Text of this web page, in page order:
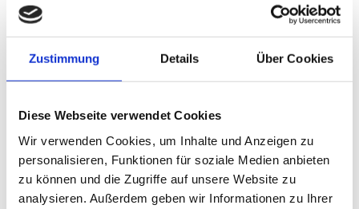
Zustimmung Details Über Cookies
Diese Webseite verwendet Cookies
Wir verwenden Cookies, um Inhalte und Anzeigen zu
personalisieren, Funktionen für soziale Medien anbieten
zu können und die Zugriffe auf unsere Website zu
analysieren. Außerdem geben wir Informationen zu Ihrer